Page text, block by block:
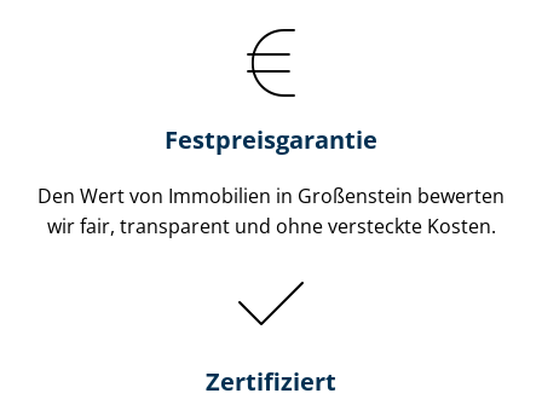
Festpreis​garantie
Den Wert von Immobilien in Großenstein bewerten
wir fair, transparent und ohne versteckte Kosten.
Zertifiziert